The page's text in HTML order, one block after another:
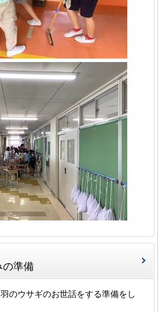
準備
のウサギのお世話をする準備をし